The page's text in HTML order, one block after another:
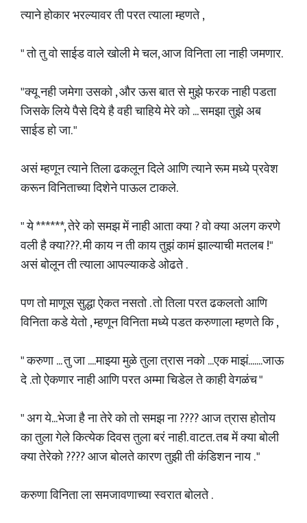
त्याने होकार भरल्यावर ती परत त्याला म्हणते ,
" तो तु वो साईड वाले खोली मे चल, आज विनिता ला नाही जमणार.
"क्यू नही जमेगा उसको , और ऊस बात से मुझे फरक नाही पडता
जिसके लिये पैसे दिये है वही चाहिये मेरे को ... समझा तुझे अब
साईड हो जा. "
असं म्हणून त्याने तिला ढकलून दिले आणि त्याने रूम मध्ये प्रवेश
करून विनिताच्या दिशेने पाऊल टाकले.
" ये ******, तेरे को समझ में नाही आता क्या ? वो क्या अलग करणे
वली है क्या???. मी काय न ती काय तुझं कामं झाल्याची मतलब !"
असं बोलून ती त्याला आपल्याकडे ओढते .
पण तो माणूस सुद्धा ऐकत नसतो . तो तिला परत ढकलतो आणि
विनिता कडे येतो , म्हणून विनिता मध्ये पडत करुणाला म्हणते कि ,
" करुणा ... तु जा ....माझ्या मुळे तुला त्रास नको ...एक माझं.......जाऊ
दे .तो ऐकणार नाही आणि परत अम्मा चिडेल ते काही वेगळंच "
" अग ये...भेजा है ना तेरे को तो समझ ना ???? आज त्रास होतोय
का तुला गेले कित्येक दिवस तुला बरं नाही. वाटत. तब में क्या बोली
क्या तेरेको ???? आज बोलते कारण तुझी ती कंडिशन नाय . "
करुणा विनिता ला समजावणाच्या स्वरात बोलते .